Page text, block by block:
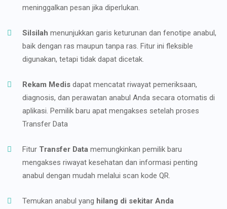
meninggalkan pesan jika diperlukan.
Silsilah menunjukkan garis keturunan dan fenotipe anabul,
baik dengan ras maupun tanpa ras. Fitur ini fleksible
digunakan, tetapi tidak dapat dicetak.
Rekam Medis dapat mencatat riwayat pemeriksaan,
diagnosis, dan perawatan anabul Anda secara otomatis di
aplikasi. Pemilik baru apat mengakses setelah proses
Transfer Data
Fitur Transfer Data memungkinkan pemilik baru
mengakses riwayat kesehatan dan informasi penting
anabul dengan mudah melalui scan kode QR.
Temukan anabul yang hilang di sekitar Anda